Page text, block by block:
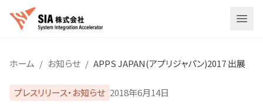
メニ
ホーム / お知らせ / APPS JAPAN(アプリジャパン)2017 出展
プレスリリース・お知らせ 2018年6月14日